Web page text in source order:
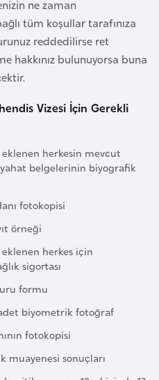
ne zaman
tüm koşullar tarafınıza
reddedilirse ret
hakkınız bulunuyorsa buna
Vizesi İçin Gerekli
herkesin mevcut
belgelerinin biyografik
fotokopisi
örneği
herkes için
sigortası
formu
biyometrik fotoğraf
fotokopisi
muayenesi sonuçları